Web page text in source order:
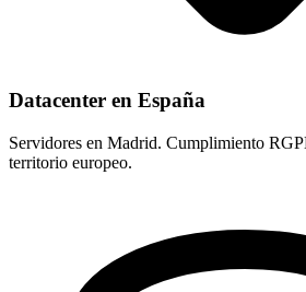
Datacenter en España
Servidores en Madrid. Cumplimiento
territorio europeo.